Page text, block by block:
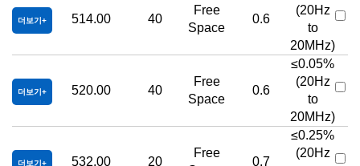
더보기 514.00 40
Free
Space
0.6
(20Hz
to
20MHz)
더보기 520.00 40
Free
Space
0.6
≤0.05%
(20Hz
to
20MHz)
더보기 532.00 20
Free
0.7
≤0.25%
(20Hz